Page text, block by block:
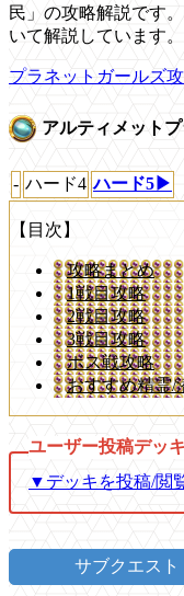
民」の攻略解説です
いて解説しています。
プラネットガールズ
アルティメット
- ハード4 ハード5▶
【目次】
攻略まとめ
1戦目攻略
2戦目攻略
3戦目攻略
ボス戦攻略
おすすめ精霊/
▼デッキを投稿/閲
サブクエスト